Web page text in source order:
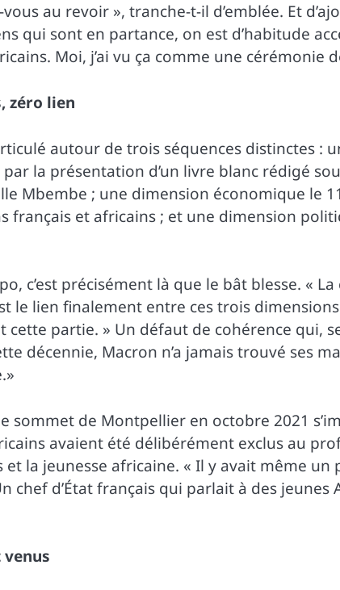
vous au revoir », tranche-t-il d’emblée. Et
qui sont en partance, on est d’habitude
Moi, j’ai vu ça comme une cérémonie
zéro lien
autour de trois séquences distinctes :
la présentation d’un livre blanc rédigé
Mbembe ; une dimension économique le
français et africains ; et une dimension
c’est précisément là que le bât blesse. «
le lien finalement entre ces trois dimensions.
cette partie. » Un défaut de cohérence qui,
décennie, Macron n’a jamais trouvé ses
sommet de Montpellier en octobre 2021
avaient été délibérément exclus au
et la jeunesse africaine. « Il y avait même
chef d’État français qui parlait à des jeunes